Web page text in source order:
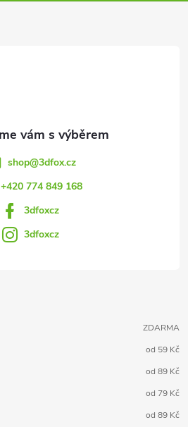
ZDARMA
od 59 Kč
od 89 Kč
od 79 Kč
od 89 Kč
shop@3dfox.cz
+420 774 849 168
3dfoxcz
3dfoxcz